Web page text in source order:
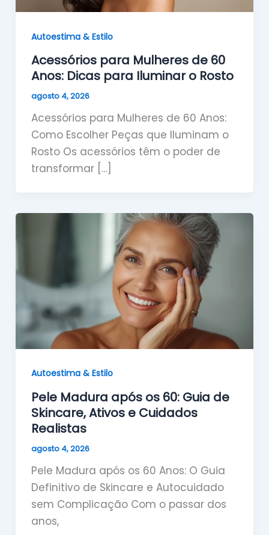
Autoestima & Estilo
Acessórios para Mulheres de 60
Anos: Dicas para Iluminar o Rosto
agosto 4, 2026
Acessórios para Mulheres de 60 Anos:
Como Escolher Peças que Iluminam o
Rosto Os acessórios têm o poder de
transformar […]
Autoestima & Estilo
Pele Madura após os 60: Guia de
Skincare, Ativos e Cuidados
Realistas
agosto 4, 2026
Pele Madura após os 60 Anos: O Guia
Definitivo de Skincare e Autocuidado
sem Complicação Com o passar dos
anos,